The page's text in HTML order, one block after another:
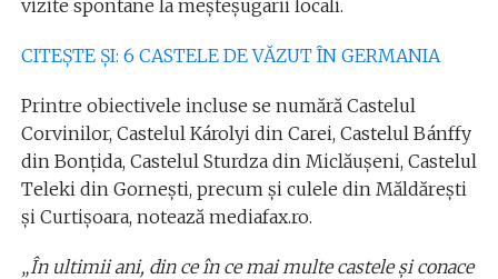
vizite spontane la meșteșugarii locali.
CITEȘTE ȘI: 6 CASTELE DE VĂZUT ÎN GERMANIA
Printre obiectivele incluse se numără Castelul
Corvinilor, Castelul Károlyi din Carei, Castelul Bánffy
din Bonţida, Castelul Sturdza din Miclăuşeni, Castelul
Teleki din Gorneşti, precum şi culele din Măldăreşti
şi Curtişoara, notează mediafax.ro.
„În ultimii ani, din ce în ce mai multe castele şi conace